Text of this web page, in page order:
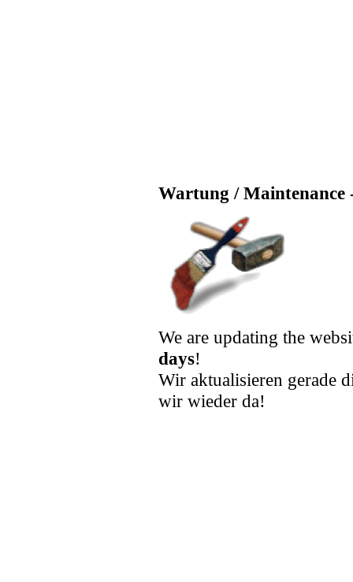
Wartung / Maintenance
We are updating the
days!
Wir aktualisieren gerade
wir wieder da!